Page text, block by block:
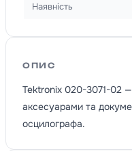
Наявність
ОПИС
Tektronix 020-3071-02
аксесуарами та
осцилографа.